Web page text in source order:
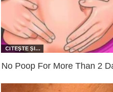
No Poop For More Than 2